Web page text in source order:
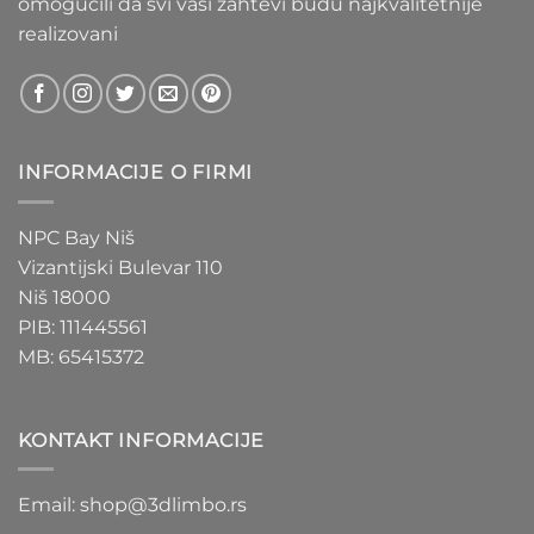
omogućili da svi vaši zahtevi budu najkvalitetnije
realizovani
INFORMACIJE O FIRMI
NPC Bay Niš
Vizantijski Bulevar 110
Niš 18000
PIB: 111445561
MB: 65415372
KONTAKT INFORMACIJE
Email: shop@3dlimbo.rs